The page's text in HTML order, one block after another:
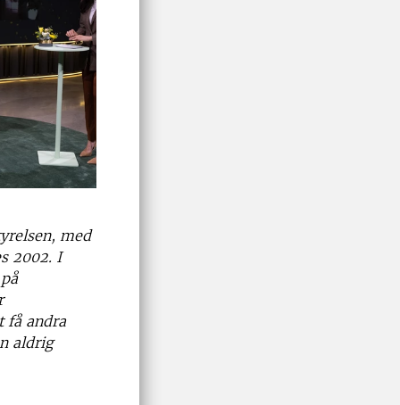
med
2002. I
få andra
aldrig